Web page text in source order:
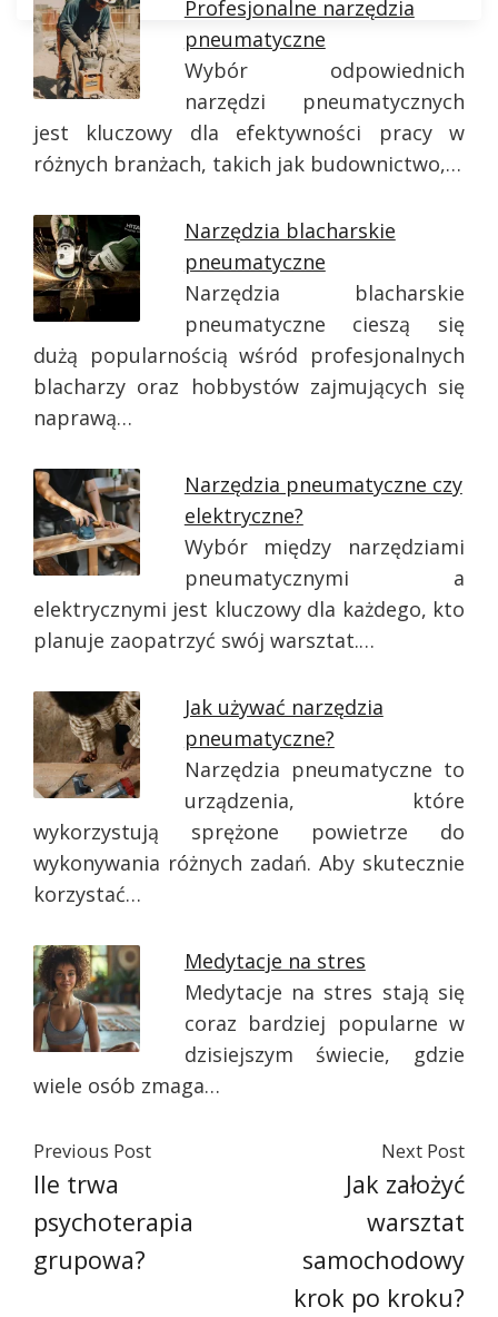
Profesjonalne narzędzia
pneumatyczne
Wybór odpowiednich
narzędzi pneumatycznych
jest kluczowy dla efektywności pracy w
różnych branżach, takich jak budownictwo,…
Narzędzia blacharskie
pneumatyczne
Narzędzia blacharskie
pneumatyczne cieszą się
dużą popularnością wśród profesjonalnych
blacharzy oraz hobbystów zajmujących się
naprawą…
Narzędzia pneumatyczne czy
elektryczne?
Wybór między narzędziami
pneumatycznymi a
elektrycznymi jest kluczowy dla każdego, kto
planuje zaopatrzyć swój warsztat.…
Jak używać narzędzia
pneumatyczne?
Narzędzia pneumatyczne to
urządzenia, które
wykorzystują sprężone powietrze do
wykonywania różnych zadań. Aby skutecznie
korzystać…
Medytacje na stres
Medytacje na stres stają się
coraz bardziej popularne w
dzisiejszym świecie, gdzie
wiele osób zmaga…
Previous Post
Ile trwa
psychoterapia
grupowa?
Next Post
Jak założyć
warsztat
samochodowy
krok po kroku?